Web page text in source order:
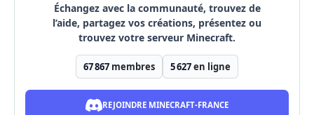
Échangez avec la communauté, trouvez de
l’aide, partagez vos créations, présentez ou
trouvez votre serveur Minecraft.
67 867 membres 5 627en ligne
REJOINDRE MINECRAFT-FRANCE